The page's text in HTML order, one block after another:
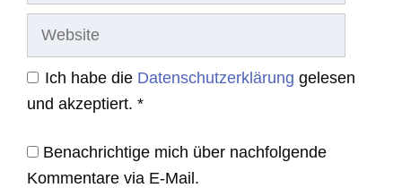
Ich habe die Datenschutzerklärung gelesen
und akzeptiert. *
Benachrichtige mich über nachfolgende
Kommentare via E-Mail.